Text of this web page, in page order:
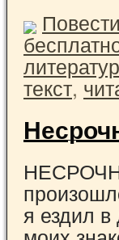
текст,
я ездил